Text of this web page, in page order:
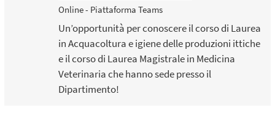
Online - Piattaforma Teams
Un’opportunità per conoscere il corso di Laurea
in Acquacoltura e igiene delle produzioni ittiche
e il corso di Laurea Magistrale in Medicina
Veterinaria che hanno sede presso il
Dipartimento!